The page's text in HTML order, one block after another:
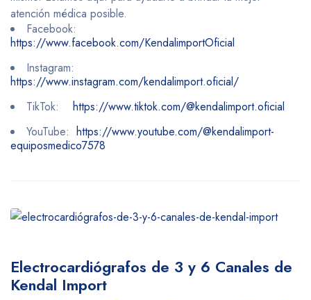
atención médica posible.
Facebook:
https://www.facebook.com/KendalimportOficial
Instagram:
https://www.instagram.com/kendalimport.oficial/
TikTok: https://www.tiktok.com/@kendalimport.oficial
YouTube: https://www.youtube.com/@kendalimport-
equiposmedico7578
Electrocardiógrafos de 3 y 6 Canales de
Kendal Import